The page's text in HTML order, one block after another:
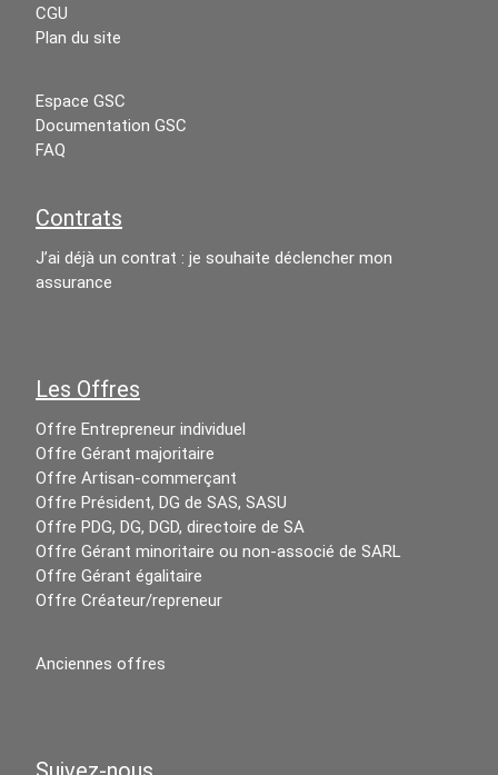
CGU
Plan du site
Espace GSC
Documentation GSC
FAQ
Contrats
J’ai déjà un contrat : je souhaite déclencher mon
assurance
Les Offres
Offre Entrepreneur individuel
Offre Gérant majoritaire
Offre Artisan-commerçant
Offre Président, DG de SAS, SASU
Offre PDG, DG, DGD, directoire de SA
Offre Gérant minoritaire ou non-associé de SARL
Offre Gérant égalitaire
Offre Créateur/repreneur
Anciennes offres